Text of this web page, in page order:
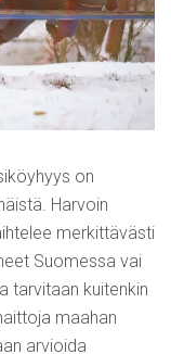
on
Harvoin
merkittävästi
Suomessa vai
tarvitaan kuitenkin
maahan
arvioida